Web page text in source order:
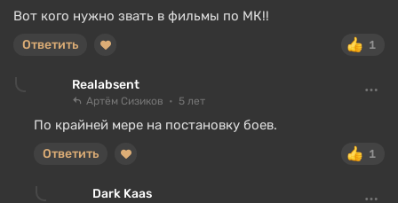
Вот кого нужно звать в фильмы по МК!!
1
Ответить
Realabsent
Артём Сизиков 5 лет
По крайней мере на постановку боев.
1
Ответить
Dark Kaas